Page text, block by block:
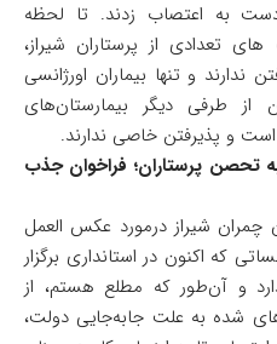
به اعتصاب زدند. تا لحظه
تعدادی از پرستاران شیراز،
ندارند و تنها بیماران اورژانسی
طرفی دیگر بیمارستان‌های
و پذیرفتن خاصی ندارند.
تحصن پرستاران؛ فراخوان جذب
چمران شیراز درمورد عکس العمل
که اکنون در استانداری برگزار
و آن‌طور که مطلع هستم، از
شده به علت جابه‌جایی دولت،